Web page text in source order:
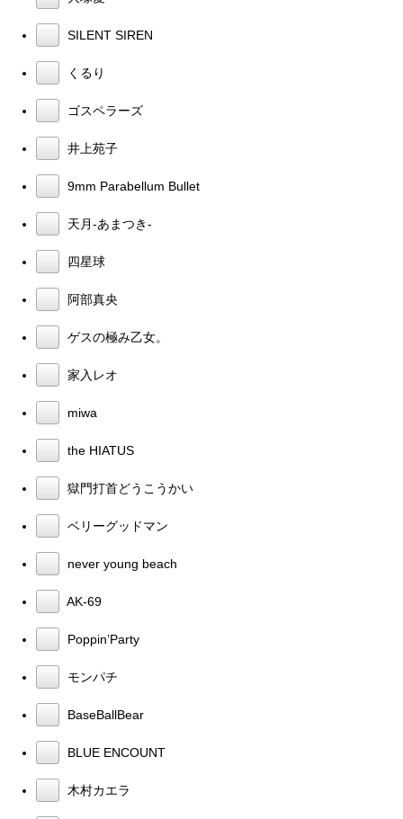
SILENT SIREN
くるり
ゴスペラーズ
井上苑子
9mm Parabellum Bullet
天月-あまつき-
四星球
阿部真央
ゲスの極み乙女。
家入レオ
miwa
the HIATUS
獄門打首どうこうかい
ベリーグッドマン
never young beach
AK-69
Poppin’Party
モンパチ
BaseBallBear
BLUE ENCOUNT
木村カエラ